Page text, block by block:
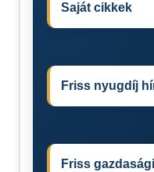
Saját cikkek
Friss nyugdíj
Friss